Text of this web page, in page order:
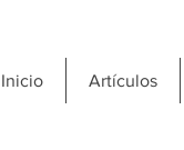
Inicio Artículos